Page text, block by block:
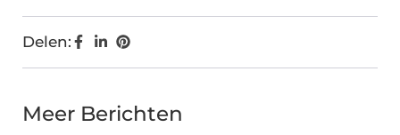
Delen:
Meer Berichten